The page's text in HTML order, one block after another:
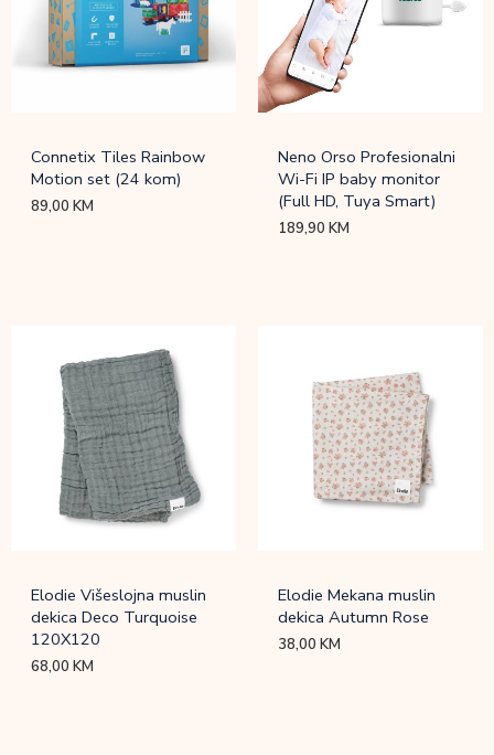
Connetix Tiles Rainbow
Motion set (24 kom)
89,00KM
Neno Orso Profesionalni
Wi-Fi IP baby monitor
(Full HD, Tuya Smart)
189,90KM
Elodie Višeslojna muslin
dekica Deco Turquoise
120X120
68,00KM
Elodie Mekana muslin
dekica Autumn Rose
38,00KM